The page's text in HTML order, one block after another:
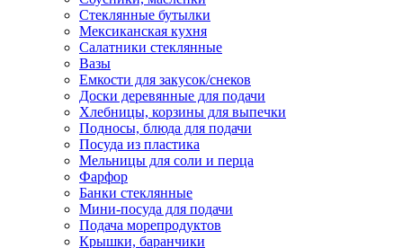
Стеклянные бутылки
Мексиканская кухня
Салатники стеклянные
Вазы
Емкости для закусок/снеков
Доски деревянные для подачи
Хлебницы, корзины для выпечки
Подносы, блюда для подачи
Посуда из пластика
Мельницы для соли и перца
Фарфор
Банки стеклянные
Мини-посуда для подачи
Подача морепродуктов
Крышки, баранчики